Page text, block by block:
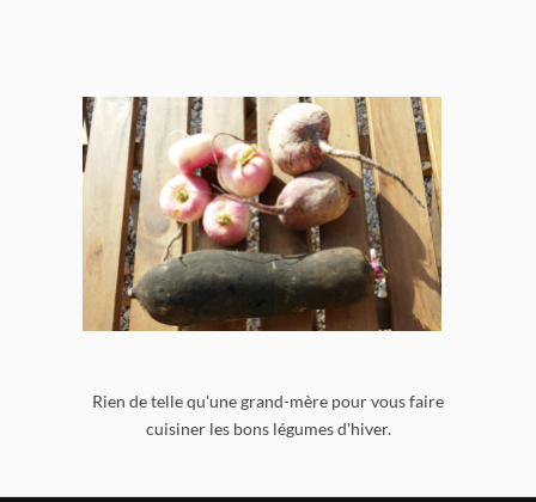
Rien de telle qu'une grand-mère pour vous faire
cuisiner les bons légumes d'hiver.